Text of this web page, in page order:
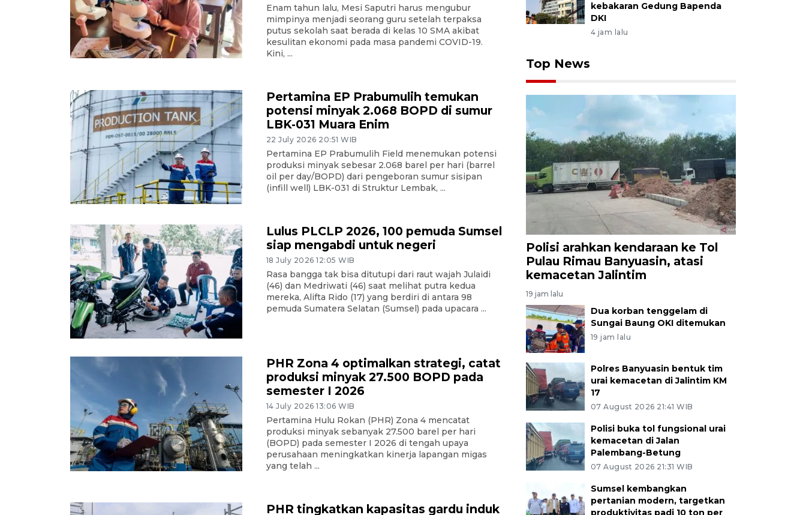
Enam tahun lalu, Mesi Saputri harus mengubur
mimpinya menjadi seorang guru setelah terpaksa
putus sekolah saat berada di kelas 10 SMA akibat
kesulitan ekonomi pada masa pandemi COVID-19.
Kini, ...
Pertamina EP Prabumulih temukan
potensi minyak 2.068 BOPD di sumur
LBK-031 Muara Enim
22 July 2026 20:51 WIB
Pertamina EP Prabumulih Field menemukan potensi
produksi minyak sebesar 2.068 barel per hari (barrel
oil per day/BOPD) dari pengeboran sumur sisipan
(infill well) LBK-031 di Struktur Lembak, ...
Lulus PLCLP 2026, 100 pemuda Sumsel
siap mengabdi untuk negeri
18 July 2026 12:05 WIB
Rasa bangga tak bisa ditutupi dari raut wajah Julaidi
(46) dan Medriwati (46) saat melihat putra kedua
mereka, Alifta Rido (17) yang berdiri di antara 98
pemuda Sumatera Selatan (Sumsel) pada upacara ...
PHR Zona 4 optimalkan strategi, catat
produksi minyak 27.500 BOPD pada
semester I 2026
14 July 2026 13:06 WIB
Pertamina Hulu Rokan (PHR) Zona 4 mencatat
produksi minyak sebanyak 27.500 barel per hari
(BOPD) pada semester I 2026 di tengah upaya
perusahaan meningkatkan kinerja lapangan migas
yang telah ...
PHR tingkatkan kapasitas gardu induk
kebakaran Gedung Bapenda
DKI
4 jam lalu
Top News
Polisi arahkan kendaraan ke Tol
Pulau Rimau Banyuasin, atasi
kemacetan Jalintim
19 jam lalu
Dua korban tenggelam di
Sungai Baung OKI ditemukan
19 jam lalu
Polres Banyuasin bentuk tim
urai kemacetan di Jalintim KM
17
07 August 2026 21:41 WIB
Polisi buka tol fungsional urai
kemacetan di Jalan
Palembang-Betung
07 August 2026 21:31 WIB
Sumsel kembangkan
pertanian modern, targetkan
produktivitas padi 10 ton per